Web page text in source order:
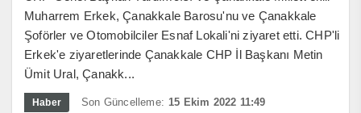
Muharrem Erkek, Çanakkale Barosu'nu ve Çanakkale
Şoförler ve Otomobilciler Esnaf Lokali'ni ziyaret etti. CHP'li
Erkek'e ziyaretlerinde Çanakkale CHP İl Başkanı Metin
Ümit Ural, Çanakk...
Haber Son Güncelleme: 15 Ekim 2022 11:49